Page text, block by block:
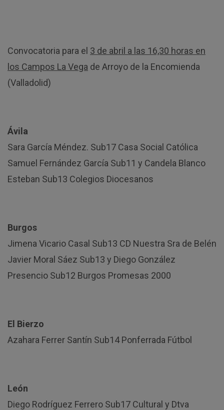
Convocatoria para el 3 de abril a las 16,30 horas en
los Campos La Vega de Arroyo de la Encomienda
(Valladolid)
Ávila
Sara García Méndez. Sub17 Casa Social Católica
Samuel Fernández García Sub11 y Candela Blanco
Esteban Sub13 Colegios Diocesanos
Burgos
Jimena Vicario Casal Sub13 CD Nuestra Sra de Belén
Javier Moral Sáez Sub13 y Diego González
Presencio Sub12 Burgos Promesas 2000
El Bierzo
Azahara Ferrer Santín Sub14 Ponferrada Fútbol
León
Diego Rodríguez Ferrero Sub17 Cultural y Dtva